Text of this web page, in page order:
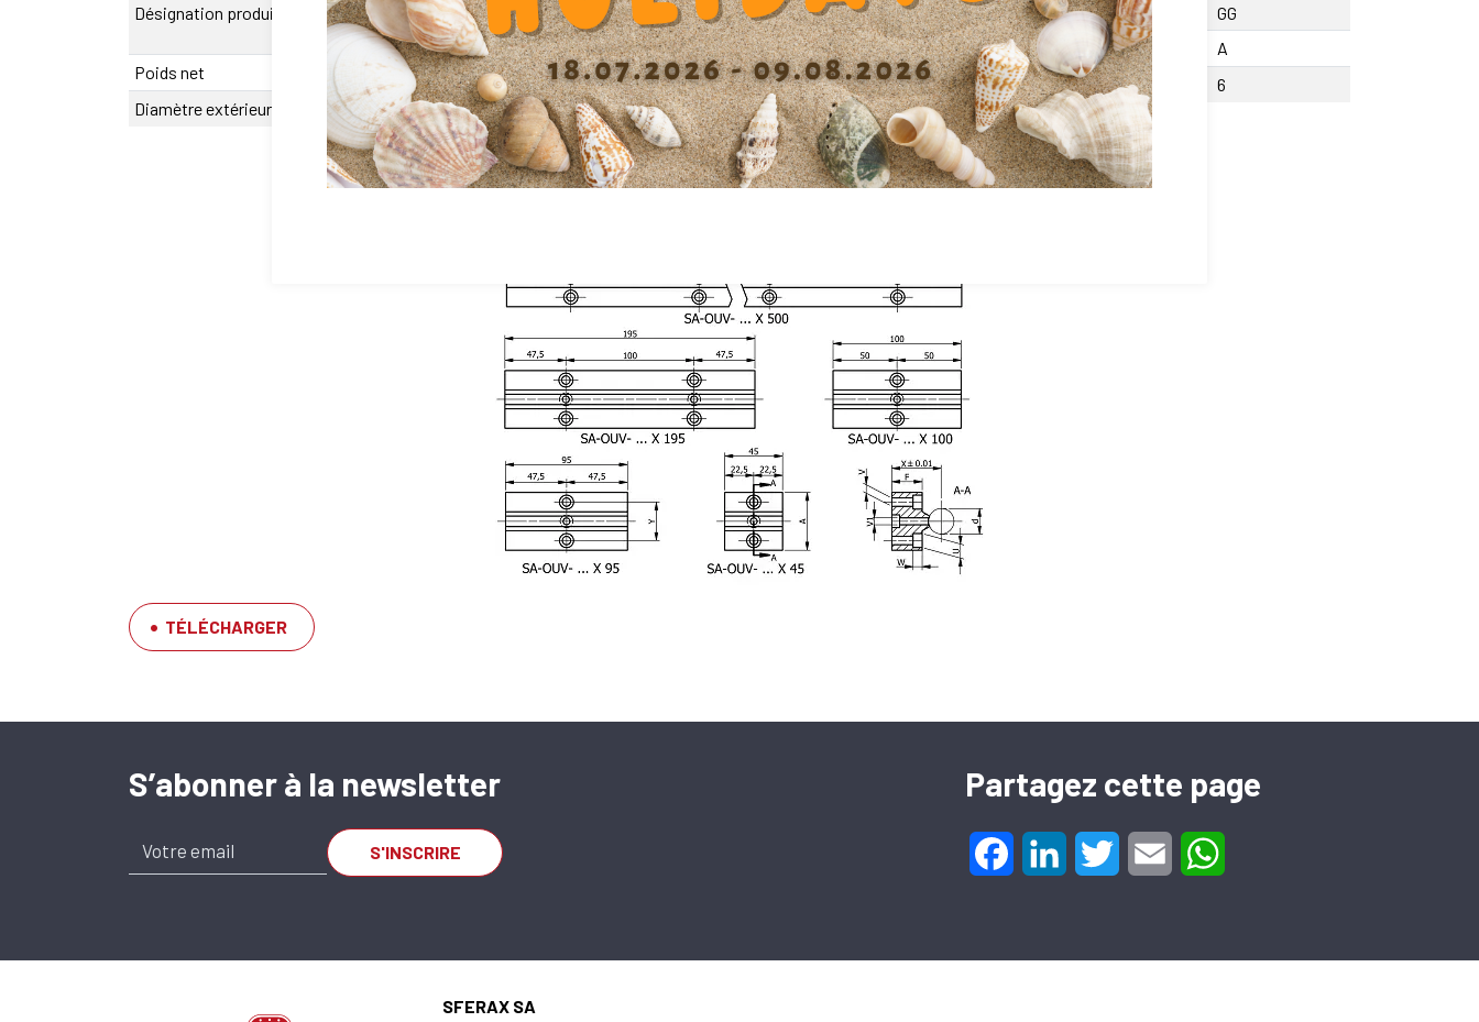
Désignation produit
SA-OUV 815 A x
45 mm
Poids net
117 g
Diamètre extérieur D
0
Diamètre Lamage u
7.5
Diamètre passage vis fixation
support V
4.5
Diamètre passage vis fixation
support V1
3.3
Matière
GG
Précision
A
Profondeur Lamage W
6
TÉLÉCHARGER
SA-OUV 815 A x 45 mm
S’abonner à la newsletter Partagez cette page
FacebookLinkedIn Twitter Email
SFERAX SA